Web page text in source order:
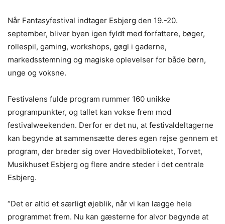
Når Fantasyfestival indtager Esbjerg den 19.-20.
september, bliver byen igen fyldt med forfattere, bøger,
rollespil, gaming, workshops, gøgl i gaderne,
markedsstemning og magiske oplevelser for både børn,
unge og voksne.
Festivalens fulde program rummer 160 unikke
programpunkter, og tallet kan vokse frem mod
festivalweekenden. Derfor er det nu, at festivaldeltagerne
kan begynde at sammensætte deres egen rejse gennem et
program, der breder sig over Hovedbiblioteket, Torvet,
Musikhuset Esbjerg og flere andre steder i det centrale
Esbjerg.
“Det er altid et særligt øjeblik, når vi kan lægge hele
programmet frem. Nu kan gæsterne for alvor begynde at